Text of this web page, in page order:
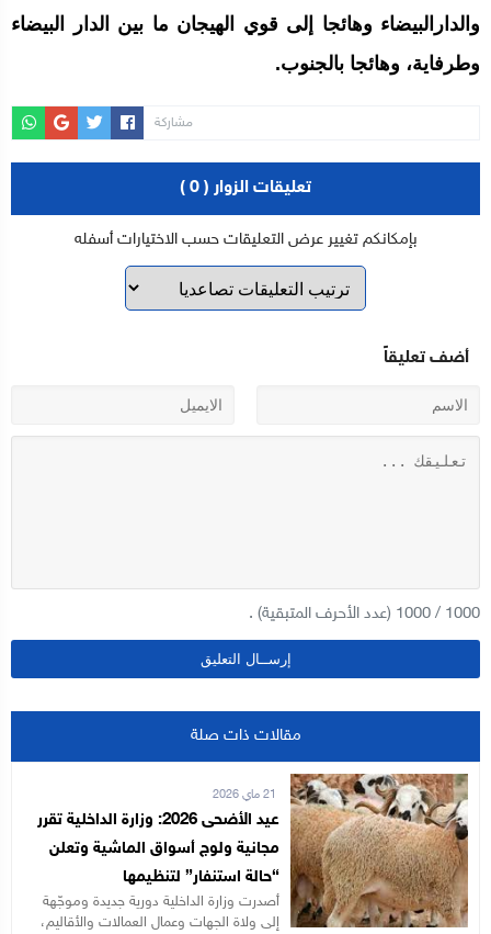
والدارالبيضاء وهائجا إلى قوي الهيجان ما بين الدار البيضاء
وطرفاية، وهائجا بالجنوب.
مشاركة
تعليقات الزوار ( 0 )
بإمكانكم تغيير عرض التعليقات حسب الاختيارات أسفله
أضف تعليقاً
1000
/
1000 (عدد الأحرف المتبقية) .
مقالات ذات صلة
عيد الأضحى 2026: وزارة الداخلية تقرر
مجانية ولوج أسواق الماشية وتعلن
“حالة استنفار” لتنظيمها
أصدرت وزارة الداخلية دورية جديدة وموجّهة
إلى ولاة الجهات وعمال العمالات والأقاليم،